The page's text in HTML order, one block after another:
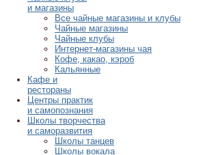
и магазины
Все чайные магазины и клубы
Чайные магазины
Чайные клубы
Интернет-магазины чая
Кофе, какао, кэроб
Кальянные
Кафе и
рестораны
Центры практик
и самопознания
Школы творчества
и саморазвития
Школы танцев
Школы вокала